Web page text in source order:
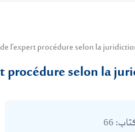
procédure selon la